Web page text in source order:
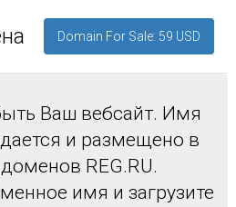
Domain For Sale: 59 USD
Ваш вебсайт. Имя
и размещено в
REG.RU.
имя и загрузите